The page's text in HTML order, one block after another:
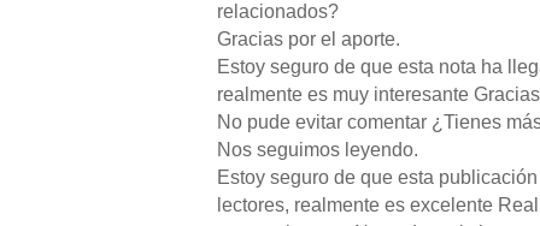
relacionados?
Gracias por el aporte.
Estoy seguro de que esta nota ha
realmente es muy interesante
No pude evitar comentar ¿Tienes
Nos seguimos leyendo.
Estoy seguro de que esta
lectores, realmente es excelente